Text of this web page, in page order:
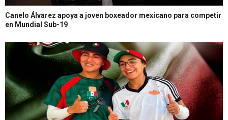
Canelo Álvarez apoya a joven boxeador mexicano para competir
en Mundial Sub-19